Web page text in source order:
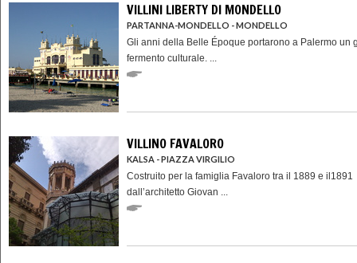
VILLINI LIBERTY DI MONDELLO
PARTANNA-MONDELLO - MONDELLO
Gli anni della Belle Époque portarono a Palermo un
fermento culturale. ...
VILLINO FAVALORO
KALSA - PIAZZA VIRGILIO
Costruito per la famiglia Favaloro tra il 1889 e il1891
dall’architetto Giovan ...